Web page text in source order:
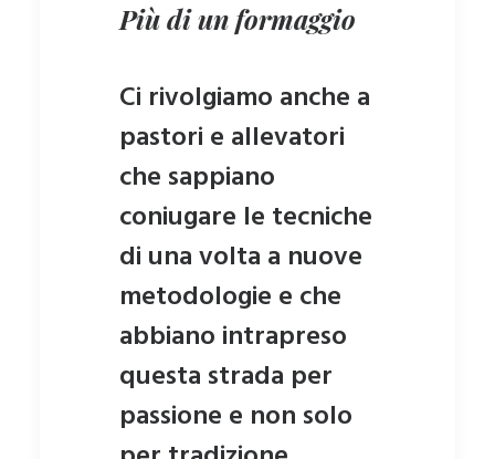
Più di un formaggio
Ci rivolgiamo anche a
pastori e allevatori
che sappiano
coniugare le tecniche
di una volta a nuove
metodologie e che
abbiano intrapreso
questa strada per
passione e non solo